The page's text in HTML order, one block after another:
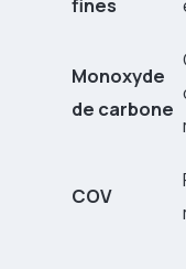
Monoxyde
de carbone
COV